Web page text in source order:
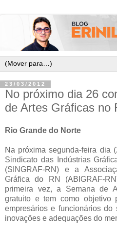
23/03/2012
No próximo dia 26
de Artes Gráficas no
Rio Grande do Norte
Na próxima segunda-feira dia
Sindicato das Indústrias
(SINGRAF-RN) e a
Gráfica do RN (ABIGRAF-
primeira vez, a Semana de
gratuito e tem como objetivo
empresários e funcionários
inovações e adequações do